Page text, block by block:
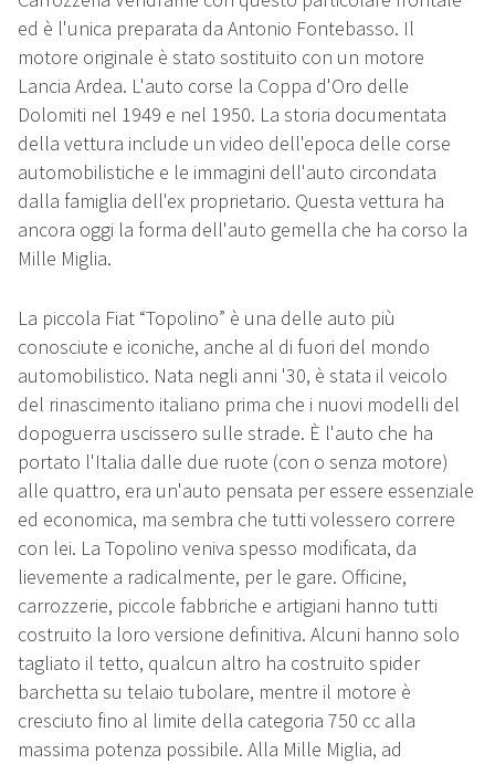
ed è l'unica preparata da Antonio Fontebasso. Il
motore originale è stato sostituito con un motore
Lancia Ardea. L'auto corse la Coppa d'Oro delle
Dolomiti nel 1949 e nel 1950. La storia documentata
della vettura include un video dell'epoca delle corse
automobilistiche e le immagini dell'auto circondata
dalla famiglia dell'ex proprietario. Questa vettura ha
ancora oggi la forma dell'auto gemella che ha corso la
Mille Miglia.
La piccola Fiat “Topolino” è una delle auto più
conosciute e iconiche, anche al di fuori del mondo
automobilistico. Nata negli anni '30, è stata il veicolo
del rinascimento italiano prima che i nuovi modelli del
dopoguerra uscissero sulle strade. È l'auto che ha
portato l'Italia dalle due ruote (con o senza motore)
alle quattro, era un'auto pensata per essere essenziale
ed economica, ma sembra che tutti volessero correre
con lei. La Topolino veniva spesso modificata, da
lievemente a radicalmente, per le gare. Officine,
carrozzerie, piccole fabbriche e artigiani hanno tutti
costruito la loro versione definitiva. Alcuni hanno solo
tagliato il tetto, qualcun altro ha costruito spider
barchetta su telaio tubolare, mentre il motore è
cresciuto fino al limite della categoria 750 cc alla
massima potenza possibile. Alla Mille Miglia, ad